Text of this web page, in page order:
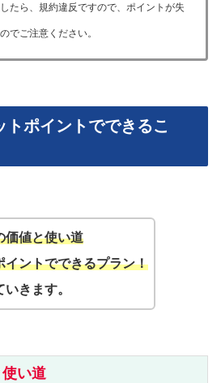
たら、規約違反ですので、ポイントが失
でご注意ください。
トポイントでできるこ
価値と使い道
イントでできるプラン！
きます。
い道